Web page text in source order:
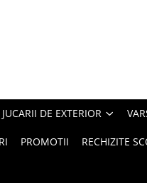
JUCARII DE EXTERIOR
PROMOTII RECHIZITE